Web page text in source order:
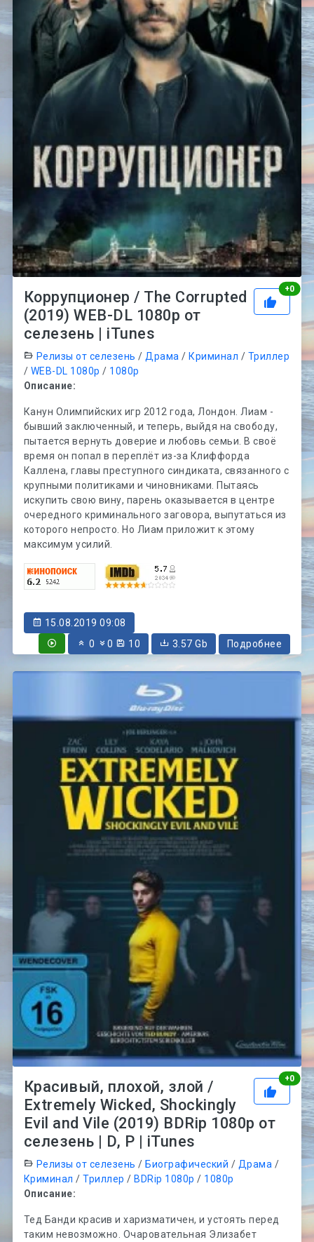
+0
Коррупционер / The Corrupted
(2019) WEB-DL 1080p от
селезень | iTunes
Релизы от селезень / Драма / Криминал / Триллер
/ WEB-DL 1080p / 1080p
Описание:
Канун Олимпийских игр 2012 года, Лондон. Лиам -
бывший заключенный, и теперь, выйдя на свободу,
пытается вернуть доверие и любовь семьи. В своё
время он попал в переплёт из-за Клиффорда
Каллена, главы преступного синдиката, связанного с
крупными политиками и чиновниками. Пытаясь
искупить свою вину, парень оказывается в центре
очередного криминального заговора, выпутаться из
которого непросто. Но Лиам приложит к этому
максимум усилий.
15.08.2019 09:08
0
0 10 3.57 Gb Подробнее
+0
Красивый, плохой, злой /
Extremely Wicked, Shockingly
Evil and Vile (2019) BDRip 1080p от
селезень | D, P | iTunes
Релизы от селезень / Биографический / Драма /
Криминал /Триллер / BDRip 1080p / 1080p
Описание:
Тед Банди красив и харизматичен, и устоять перед
таким невозможно. Очаровательная Элизабет